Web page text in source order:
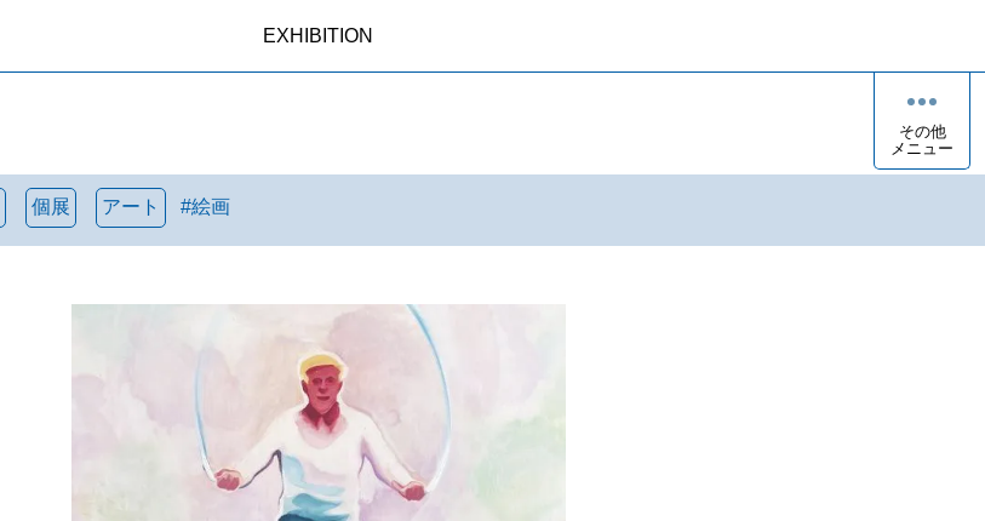
EXHIBITION
その他
メニュー
個展 アート #絵画